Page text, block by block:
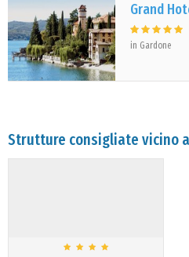
Grand
in Gardone
Strutture consigliate vicino